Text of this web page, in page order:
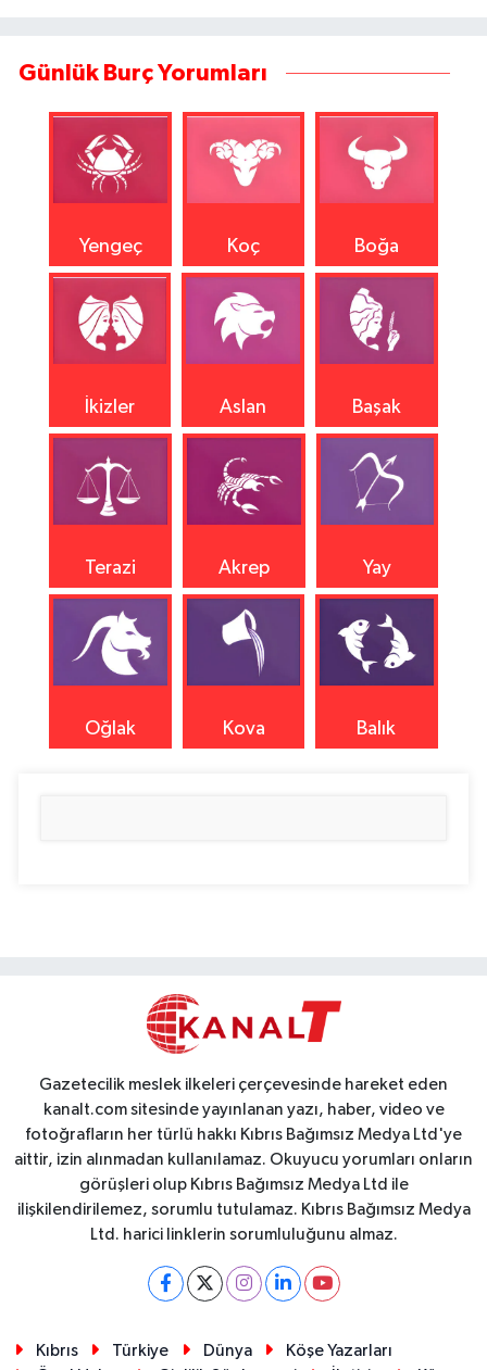
Günlük Burç Yorumları
Yengeç Koç Boğa
İkizler Aslan Başak
Terazi Akrep Yay
Oğlak Kova Balık
Gazetecilik meslek ilkeleri çerçevesinde hareket eden
kanalt.com sitesinde yayınlanan yazı, haber, video ve
fotoğrafların her türlü hakkı Kıbrıs Bağımsız Medya Ltd'ye
aittir, izin alınmadan kullanılamaz. Okuyucu yorumları onların
görüşleri olup Kıbrıs Bağımsız Medya Ltd ile
ilişkilendirilemez, sorumlu tutulamaz. Kıbrıs Bağımsız Medya
Ltd. harici linklerin sorumluluğunu almaz.
Kıbrıs Türkiye Dünya
Köşe Yazarları